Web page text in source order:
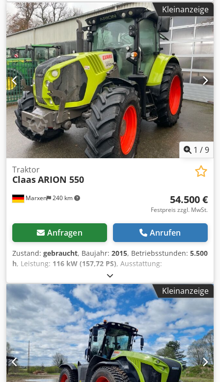
Kleinanzeige
1 /9
Marxen 240 km
Traktor
ClaasARION 550
54.500 €
Festpreis zzgl. MwSt.
Anfragen Anrufen
Zustand: gebraucht, Baujahr: 2015, Betriebsstunden: 5.500
h, Leistung: 116 kW (157,72 PS), Ausstattung:
Kleinanzeige